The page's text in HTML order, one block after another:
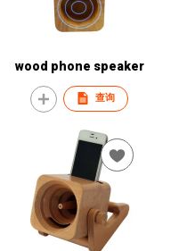
wood phone speaker
查询